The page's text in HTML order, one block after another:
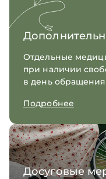
Отдельные
при наличии
в день обращения
Подробнее
Досуговые